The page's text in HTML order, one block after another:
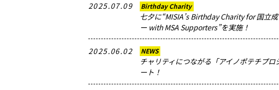
2025.07.09 Birthday Charity
七夕に“MISIA’s Birthday Charity for 国立
ー with MSA Supporters”を実施！
2025.06.02 NEWS
チャリティにつながる「アイノポテチプロ
ート！